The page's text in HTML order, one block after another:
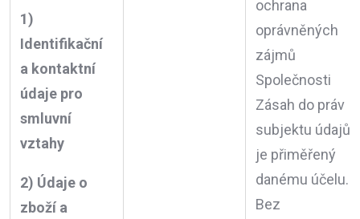
1)
Identifikační
a kontaktní
údaje pro
smluvní
vztahy
2) Údaje o
zboží a
ochrana
oprávněných
zájmů
Společnosti
Zásah do práv
subjektu údajů
je přiměřený
danému účelu.
Bez